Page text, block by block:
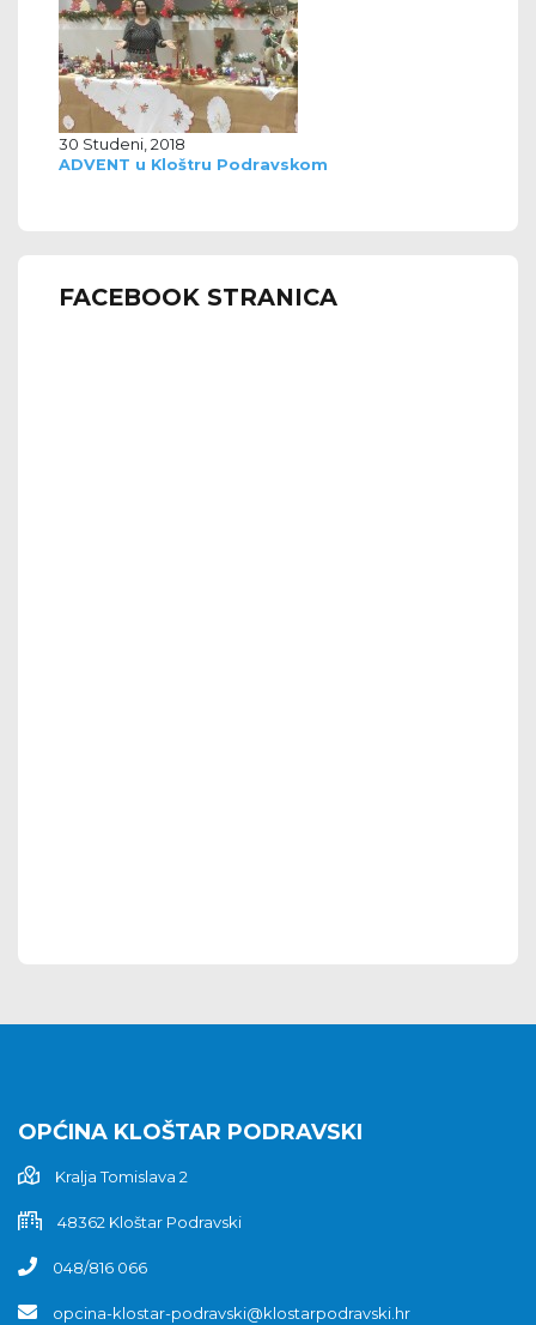
30 Studeni, 2018
ADVENT u Kloštru Podravskom
FACEBOOK STRANICA
OPĆINA KLOŠTAR PODRAVSKI
Kralja Tomislava 2
48362 Kloštar Podravski
048/816 066
opcina-klostar-podravski@klostarpodravski.hr